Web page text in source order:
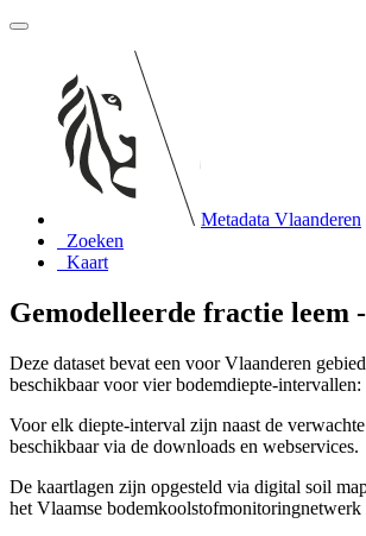
Metadata Vlaanderen
Zoeken
Kaart
Gemodelleerde fractie leem
Deze dataset bevat een voor Vlaanderen
beschikbaar voor vier bodemdiepte-
Voor elk diepte-interval zijn naast de
beschikbaar via de downloads en webservices.
De kaartlagen zijn opgesteld via digital soil
het Vlaamse